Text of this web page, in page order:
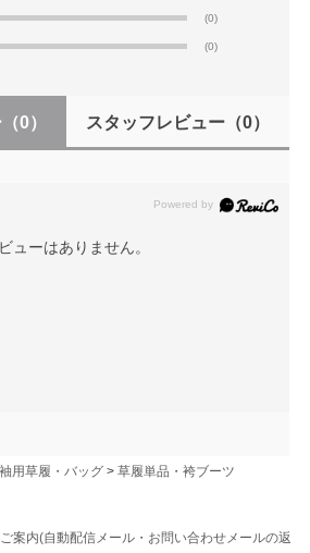
(0)
(0)
（0） スタッフレビュー（0）
ューはありません。
用草履・バッグ
草履単品・袴ブーツ
案内(自動配信メール・お問い合わせメールの返